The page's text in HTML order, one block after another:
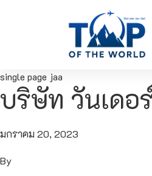
single page jaa
บริษัท วันเดอ
มกราคม 20, 2023
By
โตเกียว
โอซาก้า
เกียวโต
เวียดนาม
ทัวร์เวียดนาม